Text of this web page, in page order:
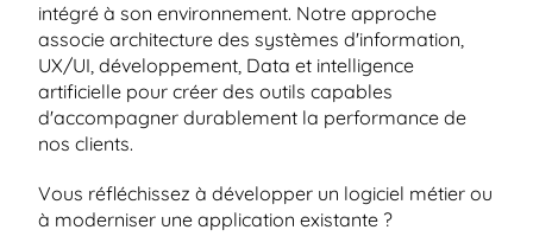
intégré à son environnement. Notre approche
associe architecture des systèmes d'information,
UX/UI, développement, Data et intelligence
artificielle pour créer des outils capables
d'accompagner durablement la performance de
nos clients.
Vous réfléchissez à développer un logiciel métier ou
à moderniser une application existante ?